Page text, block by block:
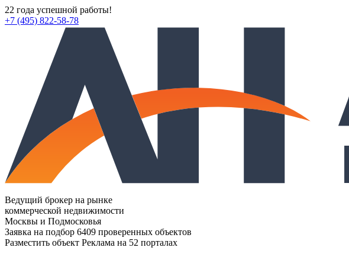
22 года успешной работы!
+7 (495) 822-58-78
Ведущий брокер на рынке
коммерческой недвижимости
Москвы и Подмосковья
Заявка на подбор 6409 проверенных объектов
Разместить объект Реклама на 52 порталах